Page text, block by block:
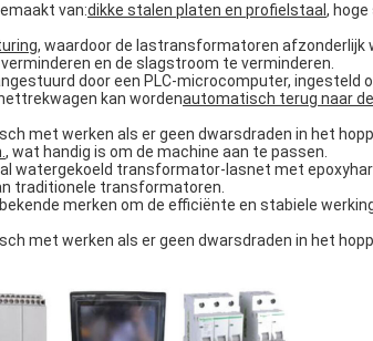
van:dikke stalen platen en profielstaal ,
, waardoor de lastransformatoren afzonderlijk
en de slagstroom te verminderen.
door een PLC-microcomputer, ingesteld
kan wordenautomatisch terug naar
met werken als er geen dwarsdraden in het
, wat handig is om de machine aan te passen.
watergekoeld transformator-lasnet met
traditionele transformatoren.
merken om de efficiënte en stabiele
met werken als er geen dwarsdraden in het